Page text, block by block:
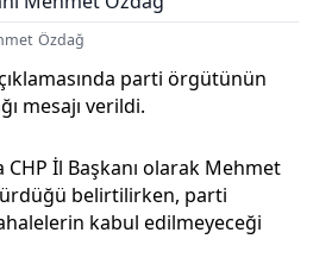
Özdağ
parti örgütünün
mesajı verildi.
CHP İl Başkanı olarak Mehmet
belirtilirken, parti
kabul edilmeyeceği